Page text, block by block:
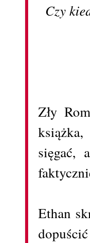
Czy
Zły
sięgać,
Ethan